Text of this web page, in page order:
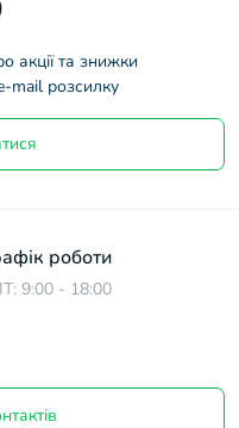
акції та знижки
mail розсилку
роботи
9:00 - 18:00